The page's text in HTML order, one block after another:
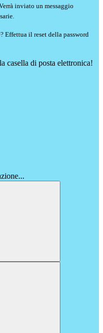
inviato un messaggio
Effettua il reset della password
casella di posta elettronica!